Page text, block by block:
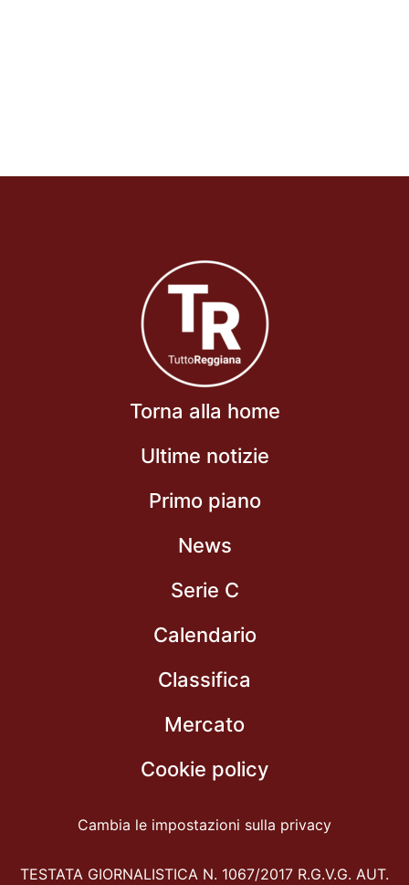
Torna alla home
Ultime notizie
Primo piano
News
Serie C
Calendario
Classifica
Mercato
Cookie policy
Cambia le impostazioni sulla privacy
TESTATA GIORNALISTICA N. 1067/2017 R.G.V.G. AUT.